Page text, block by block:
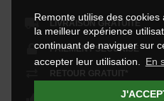
Remonte utilise des
la meilleur expérience
continuant de naviguer sur
accepter leur utilisation.
En
LIVRAISON GRATUITE
PAIEMENT SÉCURISÉ
RETOUR GRATUIT*
SATISFAIT OU REMBOURSÉ